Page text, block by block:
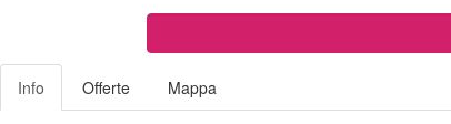
Info Offerte Mappa